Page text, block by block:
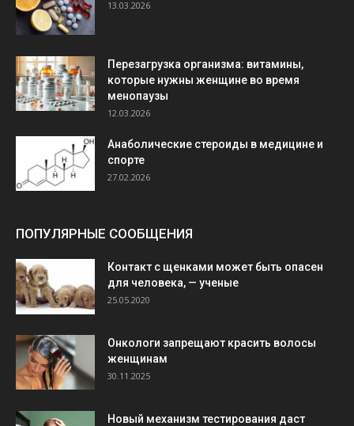
13.03.2026
Перезагрузка организма: витамины,
которые нужны женщине во время
менопаузы
12.03.2026
Анаболические стероиды в медицине и
спорте
27.02.2026
ПОПУЛЯРНЫЕ СООБЩЕНИЯ
Контакт с щенками может быть опасен
для человека, — ученые
25.05.2020
Онкологи запрещают красить волосы
женщинам
30.11.2025
Новый механизм тестирования даст